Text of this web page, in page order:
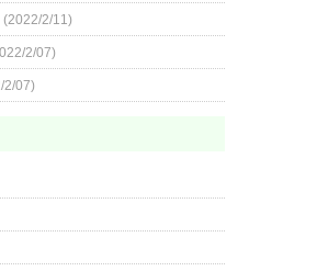
(2022/2/11)
2/07)
2/07)